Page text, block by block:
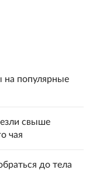
на популярные
свыше
чая
до тела